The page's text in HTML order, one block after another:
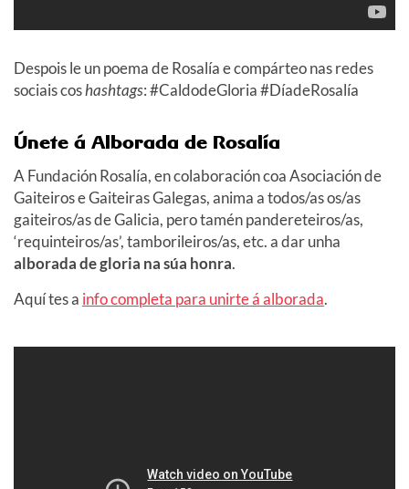
Despois le un poema de Rosalía e compárteo nas redes
sociais coshashtags: #CaldodeGloria #DíadeRosalía
Únete á Alborada de Rosalía
A Fundación Rosalía, en colaboración coa Asociación de
Gaiteiros e Gaiteiras Galegas, anima a todos/as os/as
gaiteiros/as de Galicia, pero tamén pandereteiros/as,
‘requinteiros/as’, tamborileiros/as, etc. a dar unha
alborada de gloria na súa honra.
Aquí tes a info completa para unirte á alborada.